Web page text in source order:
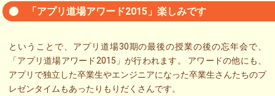
「アプリ道場アワード2015」楽しみです
ということで、アプリ道場30期の最後の授業の後の忘年会で、
「アプリ道場アワード2015」が行われます。 アワードの他にも、
アプリで独立した卒業生やエンジニアになった卒業生さんたちのプ
レゼンタイムもあったりもりだくさんです。